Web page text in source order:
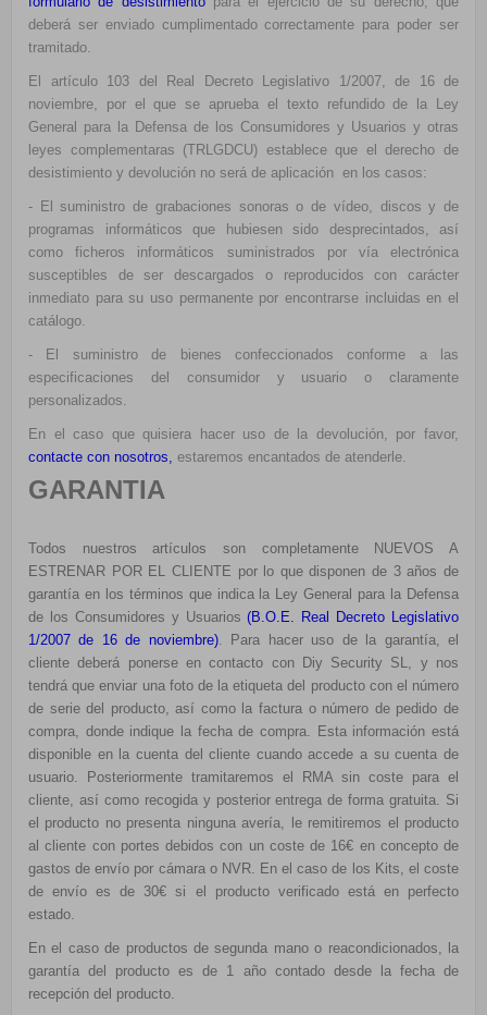
deberá ser enviado cumplimentado correctamente para poder ser
tramitado.
El artículo 103 del Real Decreto Legislativo 1/2007, de 16 de
noviembre, por el que se aprueba el texto refundido de la Ley
General para la Defensa de los Consumidores y Usuarios y otras
leyes complementaras (TRLGDCU) establece que el derecho de
desistimiento y devolución no será de aplicación en los casos:
- El suministro de grabaciones sonoras o de vídeo, discos y de
programas informáticos que hubiesen sido desprecintados, así
como ficheros informáticos suministrados por vía electrónica
susceptibles de ser descargados o reproducidos con carácter
inmediato para su uso permanente por encontrarse incluidas en el
catálogo.
- El suministro de bienes confeccionados conforme a las
especificaciones del consumidor y usuario o claramente
personalizados.
En el caso que quisiera hacer uso de la devolución, por favor,
contacte con nosotros, estaremos encantados de atenderle.
GARANTIA
Todos nuestros artículos son completamente NUEVOS A
ESTRENAR POR EL CLIENTE por lo que disponen de 3 años de
garantía en los términos que indica la Ley General para la Defensa
de los Consumidores y Usuarios(B.O.E. Real Decreto Legislativo
1/2007 de 16 de noviembre). Para hacer uso de la garantía, el
cliente deberá ponerse en contacto con Diy Security SL, y nos
tendrá que enviar una foto de la etiqueta del producto con el número
de serie del producto, así como la factura o número de pedido de
compra, donde indique la fecha de compra. Esta información está
disponible en la cuenta del cliente cuando accede a su cuenta de
usuario. Posteriormente tramitaremos el RMA sin coste para el
cliente, así como recogida y posterior entrega de forma gratuita. Si
el producto no presenta ninguna avería, le remitiremos el producto
al cliente con portes debidos con un coste de 16€ en concepto de
gastos de envío por cámara o NVR. En el caso de los Kits, el coste
de envío es de 30€ si el producto verificado está en perfecto
estado.
En el caso de productos de segunda mano o reacondicionados, la
garantía del producto es de 1 año contado desde la fecha de
recepción del producto.